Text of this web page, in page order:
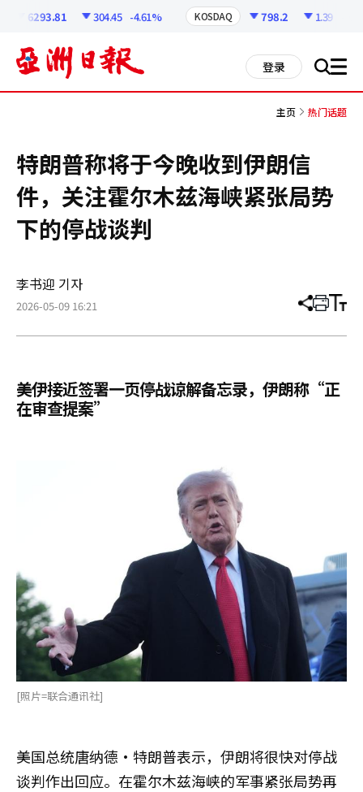
6293.81 304.45 -4.61% KOSDAQ 798.2 1.39
登录 搜 all
主页 热门话题
特朗普称将于今晚收到伊朗信
件，关注霍尔木兹海峡紧张局势
下的停战谈判
李书迎 기자
2026-05-09 16:21 分
章
打 调
小
美伊接近签署一页停战谅解备忘录，伊朗称“正
在审查提案”
[照片=联合通讯社]
美国总统唐纳德·特朗普表示，伊朗将很快对停战
谈判作出回应。在霍尔木兹海峡的军事紧张局势再